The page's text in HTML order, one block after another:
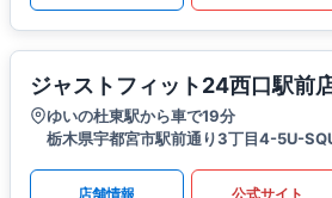
ジャストフィット24西口駅前
ゆいの杜東駅から車で19分
栃木県宇都宮市駅前通り3丁目4-5U-
店舗情報 公式サイト